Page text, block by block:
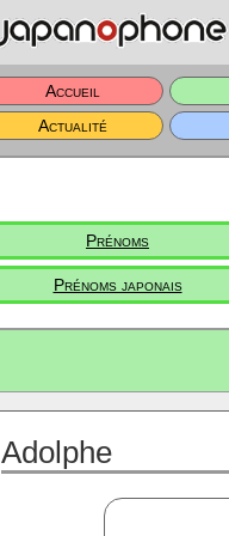
Accueil
Actualité
Prénoms
Prénoms japonais
Adolphe